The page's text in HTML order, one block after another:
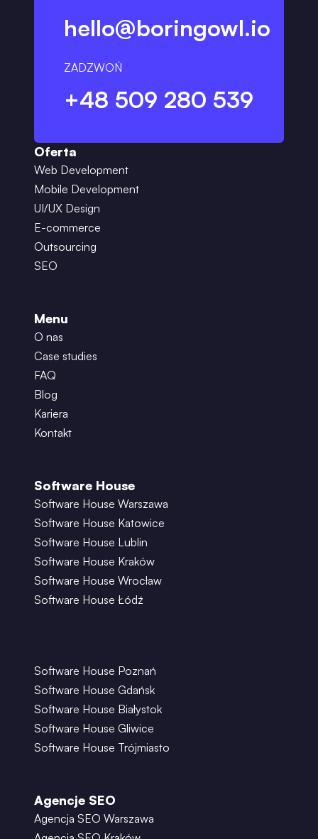
hello@boringowl.io
ZADZWOŃ
+48 509 280 539
Oferta
Web Development
Mobile Development
UI/UX Design
E-commerce
Outsourcing
SEO
Menu
O nas
Case studies
FAQ
Blog
Kariera
Kontakt
Software House
Software House Warszawa
Software House Katowice
Software House Lublin
Software House Kraków
Software House Wrocław
Software House Łódź
Software House Poznań
Software House Gdańsk
Software House Białystok
Software House Gliwice
Software House Trójmiasto
Agencje SEO
Agencja SEO Warszawa